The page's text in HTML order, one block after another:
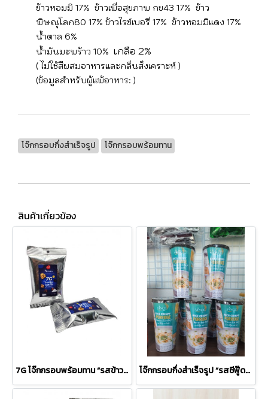
ข้าวหอมมิ 17% ข้าวเพื่อสุขภาพ กข43 17% ข้าว
พิษณุโลก80 17% ข้าวไรช์เบอรี่ 17% ข้าวหอมมิแดง 17%
น้ำตาล 6%
น้ำมันมะพร้าว 10% เกลือ 2%
( ไม่ใช้สีผสมอาหารและกลิ่นสั่งเคราะห์ )
(ข้อมูลสำหรับผู้แพ้อาหาร: )
โจ๊กกรอบกึ่งสําเร็จรูป โจ๊กกรอบพร้อมทาน
สินค้าเกี่ยวข้อง
7G โจ๊กกรอบพร้อมทาน “รสข้าวกล้องอบเกลือ”แบบซอง โจ๊กกรอบกึ่งสำเร็จรูป “รสซีฟู๊ด” สำหรับผู้ใหญ่ (5กระปุก)